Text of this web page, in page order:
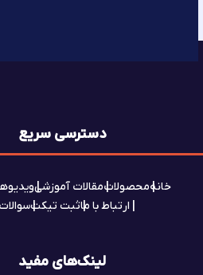
لینک‌های مفید
دسترسی سریع
خانهمحصولاتمقالات آموزشی
ارتباط با ماثبت تیکت